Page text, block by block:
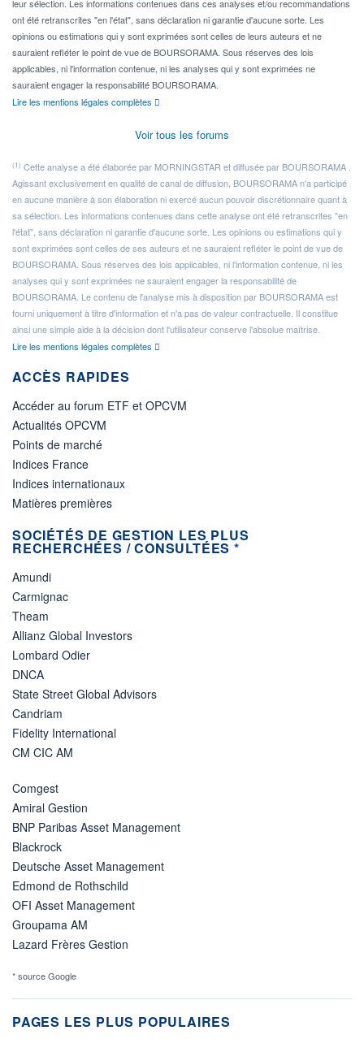
leur sélection. Les informations contenues dans ces analyses et/ou recommandations
ont été retranscrites "en l'état", sans déclaration ni garantie d'aucune sorte. Les
opinions ou estimations qui y sont exprimées sont celles de leurs auteurs et ne
sauraient refléter le point de vue de BOURSORAMA. Sous réserves des lois
applicables, ni l'information contenue, ni les analyses qui y sont exprimées ne
sauraient engager la responsabilité BOURSORAMA.
Lire les mentions légales complètes
Voir tous les forums
(1) Cette analyse a été élaborée par MORNINGSTAR et diffusée par BOURSORAMA .
Agissant exclusivement en qualité de canal de diffusion, BOURSORAMA n'a participé
en aucune manière à son élaboration ni exercé aucun pouvoir discrétionnaire quant à
sa sélection. Les informations contenues dans cette analyse ont été retranscrites "en
l'état", sans déclaration ni garantie d'aucune sorte. Les opinions ou estimations qui y
sont exprimées sont celles de ses auteurs et ne sauraient refléter le point de vue de
BOURSORAMA. Sous réserves des lois applicables, ni l'information contenue, ni les
analyses qui y sont exprimées ne sauraient engager la responsabilité de
BOURSORAMA. Le contenu de l'analyse mis à disposition par BOURSORAMA est
fourni uniquement à titre d'information et n'a pas de valeur contractuelle. Il constitue
ainsi une simple aide à la décision dont l'utilisateur conserve l'absolue maîtrise.
Lire les mentions légales complètes
ACCÈS RAPIDES
Accéder au forum ETF et OPCVM
Actualités OPCVM
Points de marché
Indices France
Indices internationaux
Matières premières
SOCIÉTÉS DE GESTION LES PLUS
RECHERCHÉES / CONSULTÉES *
Amundi
Carmignac
Theam
Allianz Global Investors
Lombard Odier
DNCA
State Street Global Advisors
Candriam
Fidelity International
CM CIC AM
Comgest
Amiral Gestion
BNP Paribas Asset Management
Blackrock
Deutsche Asset Management
Edmond de Rothschild
OFI Asset Management
Groupama AM
Lazard Frères Gestion
* source Google
PAGES LES PLUS POPULAIRES